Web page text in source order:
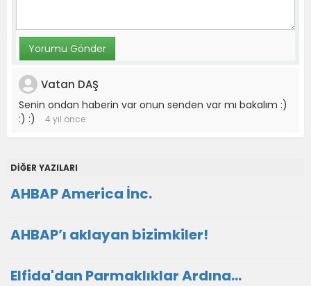
Vatan DAŞ
Senin ondan haberin var onun senden var mı bakalım :)
:) :)
4 yıl önce
DİĞER YAZILARI
AHBAP America İnc.
AHBAP’ı aklayan bizimkiler!
Elfida'dan Parmaklıklar Ardına…